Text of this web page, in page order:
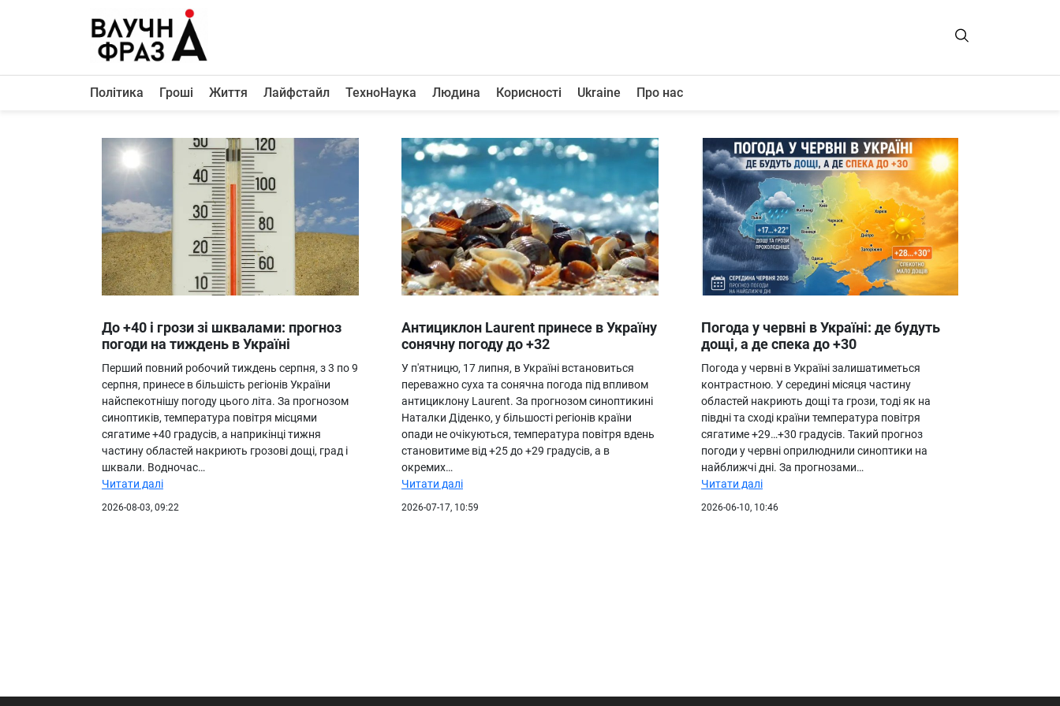
Політика
Життя
Лайфстайл
ТехноНаука
Людина
Корисності
Про нас
Політика Гроші Життя Лайфстайл ТехноНаука Людина Корисності Ukraine Про нас
До +40 і грози зі шквалами: прогноз
погоди на тиждень в Україні
Перший повний робочий тиждень серпня, з 3 по 9
серпня, принесе в більшість регіонів України
найспекотнішу погоду цього літа. За прогнозом
синоптиків, температура повітря місцями
сягатиме +40 градусів, а наприкінці тижня
частину областей накриють грозові дощі, град і
шквали. Водночас…
Читати далі
2026-08-03, 09:22
Антициклон Laurent принесе в Україну
сонячну погоду до +32
У п'ятницю, 17 липня, в Україні встановиться
переважно суха та сонячна погода під впливом
антициклону Laurent. За прогнозом синоптикині
Наталки Діденко, у більшості регіонів країни
опади не очікуються, температура повітря вдень
становитиме від +25 до +29 градусів, а в
окремих…
Читати далі
2026-07-17, 10:59
Погода у червні в Україні: де будуть
дощі, а де спека до +30
Погода у червні в Україні залишатиметься
контрастною. У середині місяця частину
областей накриють дощі та грози, тоді як на
півдні та сході країни температура повітря
сягатиме +29…+30 градусів. Такий прогноз
погоди у червні оприлюднили синоптики на
найближчі дні. За прогнозами…
Читати далі
2026-06-10, 10:46